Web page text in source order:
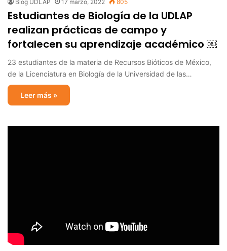
Blog UDLAP 17 marzo, 2022 805
Estudiantes de Biología de la UDLAP
realizan prácticas de campo y
fortalecen su aprendizaje académico ￼
23 estudiantes de la materia de Recursos Bióticos de México,
de la Licenciatura en Biología de la Universidad de las…
Leer más »